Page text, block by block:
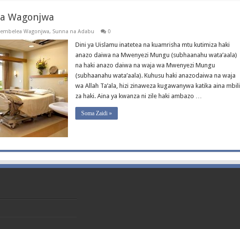
Wagonjwa
Wagonjwa, Sunna na Adabu 0
Dini ya Uislamu inatetea na kuamrisha mtu kutimiza haki
anazo daiwa na Mwenyezi Mungu (subhaanahu wata’aala)
na haki anazo daiwa na waja wa Mwenyezi Mungu
(subhaanahu wata’aala). Kuhusu haki anazodaiwa na waja
wa Allah Ta’ala, hizi zinaweza kugawanywa katika aina mbili
za haki. Aina ya kwanza ni zile haki ambazo …
Soma Zaidi »